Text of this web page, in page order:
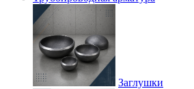
Заглушки